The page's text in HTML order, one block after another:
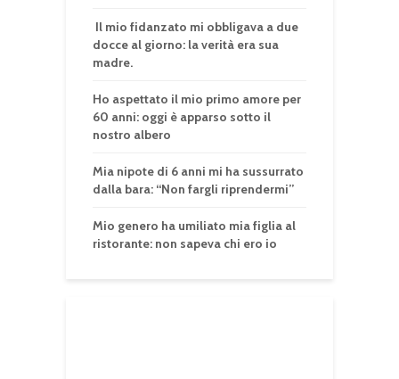
Il mio fidanzato mi obbligava a due
docce al giorno: la verità era sua
madre.
Ho aspettato il mio primo amore per
60 anni: oggi è apparso sotto il
nostro albero
Mia nipote di 6 anni mi ha sussurrato
dalla bara: “Non fargli riprendermi”
Mio genero ha umiliato mia figlia al
ristorante: non sapeva chi ero io